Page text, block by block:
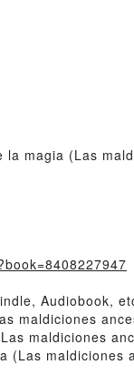
magia (Las
Audiobook,
maldiciones
maldiciones
(Las maldiciones